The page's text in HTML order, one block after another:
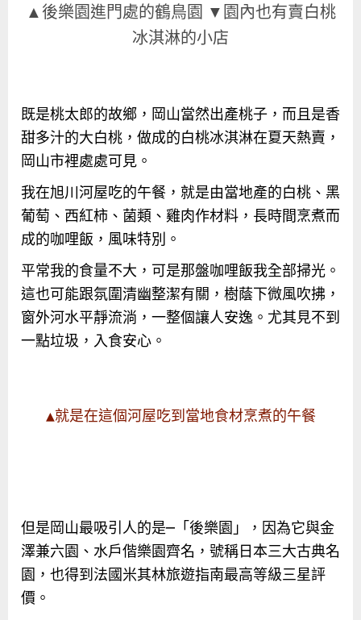
▲後樂園進門處的鶴鳥園 ▼園內也有賣白桃
冰淇淋的小店
既是桃太郎的故鄉，岡山當然出產桃子，而且是香
甜多汁的大白桃，做成的白桃冰淇淋在夏天熱賣，
岡山市裡處處可見。
我在旭川河屋吃的午餐，就是由當地產的白桃、黑
葡萄、西紅柿、菌類、雞肉作材料，長時間烹煮而
成的咖哩飯，風味特別。
平常我的食量不大，可是那盤咖哩飯我全部掃光。
這也可能跟氛圍清幽整潔有關，樹蔭下微風吹拂，
窗外河水平靜流淌，一整個讓人安逸。尤其見不到
一點垃圾，入食安心。
▲就是在這個河屋吃到當地食材烹煮的午餐
但是岡山最吸引人的是─「後樂園」，因為它與金
澤兼六園、水戶偕樂園齊名，號稱日本三大古典名
園，也得到法國米其林旅遊指南最高等級三星評
價。